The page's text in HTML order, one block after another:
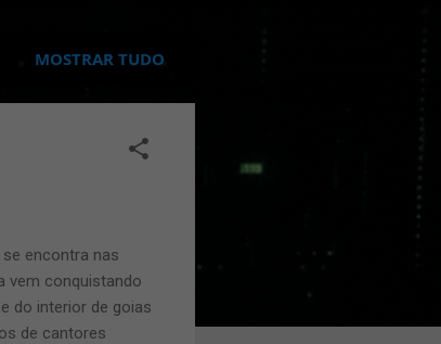
MOSTRAR TUDO
encontra nas
vem conquistando
do interior de goias
de cantores